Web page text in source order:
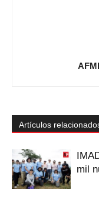
Artículos
mil